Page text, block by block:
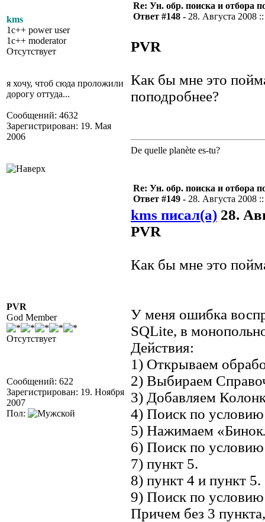
kms
1c++ power user
1c++ moderator
Отсутствует
я хочу, чтоб сюда проложили
дорогу оттуда...
Сообщений: 4632
Зарегистрирован: 19. Мая
2006
Re: Ун. обр. поиска и отбора
Ответ #148 - 28. Августа 2008
PVR
Как бы мне это
поподробнее?
De quelle planète es-tu?
PVR
God Member
Отсутствует
Сообщений: 622
Зарегистрирован: 19. Ноября
2007
Пол:
Re: Ун. обр. поиска и отбора
Ответ #149 - 28. Августа 2008
kms писал(а) 28.
PVR
Как бы мне это
У меня ошибка
SQLite, в
Действия:
1) Открываем
2) Выбираем
3) Добавляем
4) Поиск по
5) Нажимаем
6) Поиск по
7) пункт 5.
8) пункт 4 и пункт 5.
9) Поиск по
Причем без 3